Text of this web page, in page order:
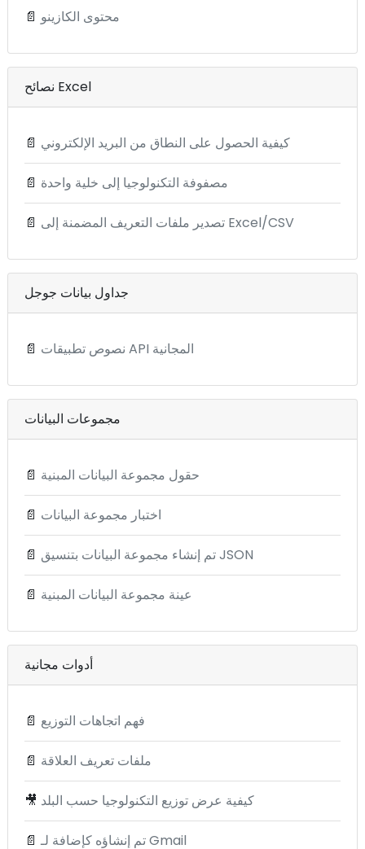
📄 محتوى الكازينو
نصائح Excel
📄 كيفية الحصول على النطاق من البريد الإلكتروني
📄 مصفوفة التكنولوجيا إلى خلية واحدة
📄 تصدير ملفات التعريف المضمنة إلى Excel/CSV
جداول بيانات جوجل
📄 نصوص تطبيقات API المجانية
مجموعات البيانات
📄 حقول مجموعة البيانات المبنية
📄 اختبار مجموعة البيانات
📄 تم إنشاء مجموعة البيانات بتنسيق JSON
📄 عينة مجموعة البيانات المبنية
أدوات مجانية
📄 فهم اتجاهات التوزيع
📄 ملفات تعريف العلاقة
🎥 كيفية عرض توزيع التكنولوجيا حسب البلد
📄 تم إنشاؤه كإضافة لـ Gmail